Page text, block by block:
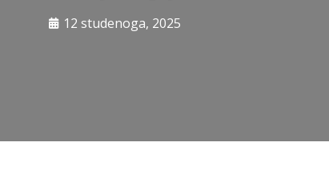
12 studenoga, 2025